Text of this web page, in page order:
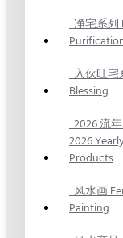
净宅系列
入伙旺宅
Blessing
2026 流
2026
Products
风水画
Painting